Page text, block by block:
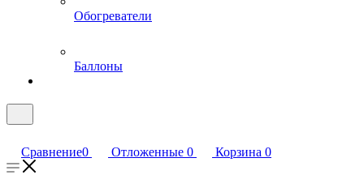
Обогреватели
Баллоны
Сравнение0 Отложенные 0 Корзина 0